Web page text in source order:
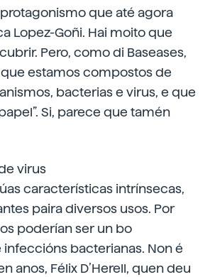
que até agora
Lopez-Goñi. Hai moito que
Pero, como di Baseases,
estamos compostos de
bacterias e virus, e que
Si, parece que tamén
virus
características intrínsecas,
paira diversos usos. Por
poderían ser un bo
bacterianas. Non é
anos, Félix D’Herell, quen deu